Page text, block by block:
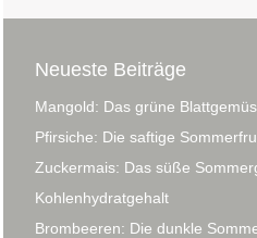
Neueste Beiträge
Mangold: Das grüne
Pfirsiche: Die saftige
Zuckermais: Das süße
Kohlenhydratgehalt
Brombeeren: Die dunkle